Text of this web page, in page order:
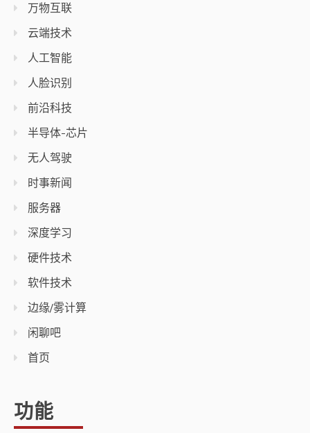
万物互联
云端技术
人工智能
人脸识别
前沿科技
半导体-芯片
无人驾驶
时事新闻
服务器
深度学习
硬件技术
软件技术
边缘/雾计算
闲聊吧
首页
功能